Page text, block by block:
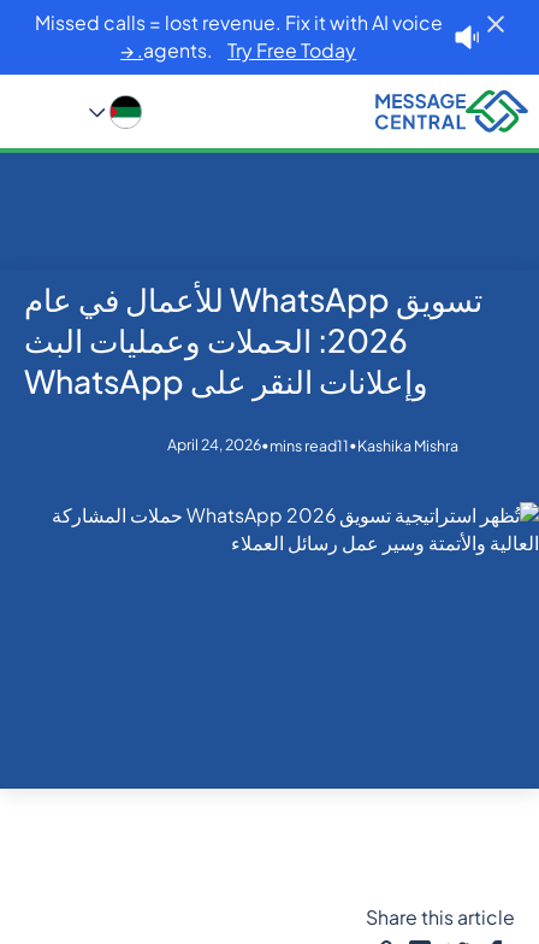
Missed calls = lost revenue. Fix it with AI voice
agents.Try Free Today. →
Home
Blog
WhatsApp
تسويق WhatsApp للأعمال في عام 2026: الحملات وعمليات
البث وإعلانات النقر على WhatsApp
تسويق WhatsApp للأعمال في عام
2026: الحملات وعمليات البث
وإعلانات النقر على WhatsApp
Kashika Mishra
•
11
mins read
•
April 24, 2026
Share this article